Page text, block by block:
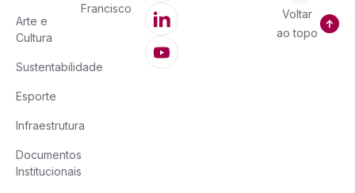
Arte e
Cultura
Sustentabilidade
Esporte
Infraestrutura
Documentos
Institucionais
Francisco
Voltar
ao topo